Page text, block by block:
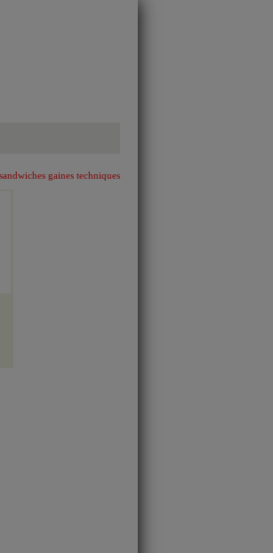
gaines techniques